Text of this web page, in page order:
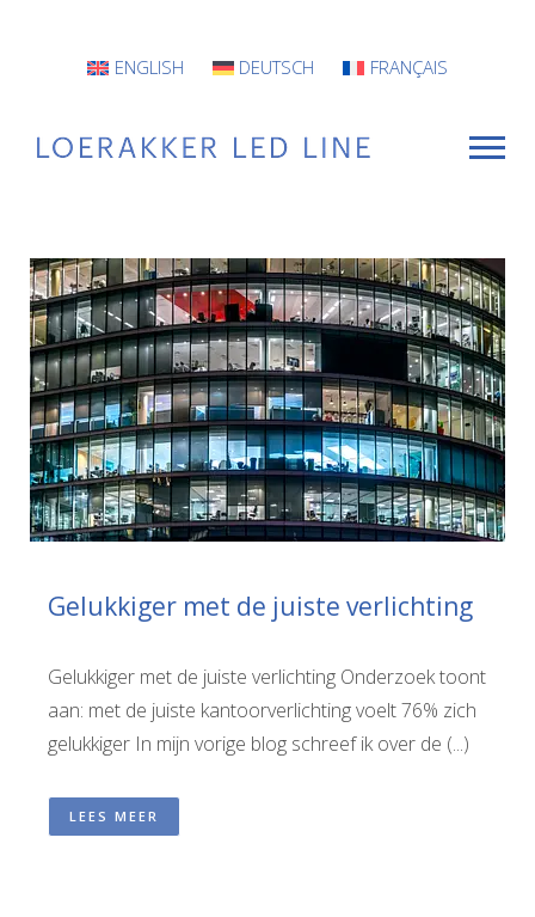
ENGLISH DEUTSCH FRANÇAIS
VOOR WIE
Armaturen
Projecten
INFO
CONTACT
Gelukkiger met de juiste verlichting
Gelukkiger met de juiste verlichting Onderzoek toont
aan: met de juiste kantoorverlichting voelt 76% zich
gelukkiger In mijn vorige blog schreef ik over de (...)
LEES MEER